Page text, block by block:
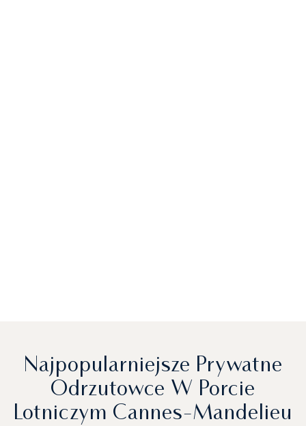
Najpopularniejsze Prywatne
Odrzutowce W Porcie
Lotniczym Cannes-Mandelieu